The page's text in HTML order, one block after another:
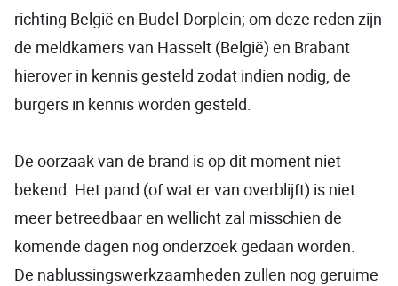
richting België en Budel-Dorplein; om deze reden zijn
de meldkamers van Hasselt (België) en Brabant
hierover in kennis gesteld zodat indien nodig, de
burgers in kennis worden gesteld.
De oorzaak van de brand is op dit moment niet
bekend. Het pand (of wat er van overblijft) is niet
meer betreedbaar en wellicht zal misschien de
komende dagen nog onderzoek gedaan worden.
De nablussingswerkzaamheden zullen nog geruime